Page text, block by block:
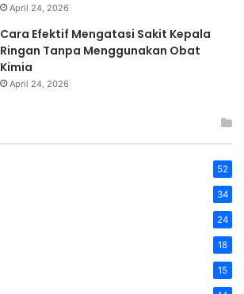
April 24, 2026
Cara Efektif Mengatasi Sakit Kepala
Ringan Tanpa Menggunakan Obat
Kimia
April 24, 2026
52
34
24
18
15